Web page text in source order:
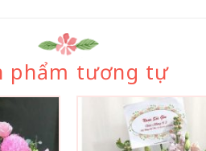
phẩm tương tự